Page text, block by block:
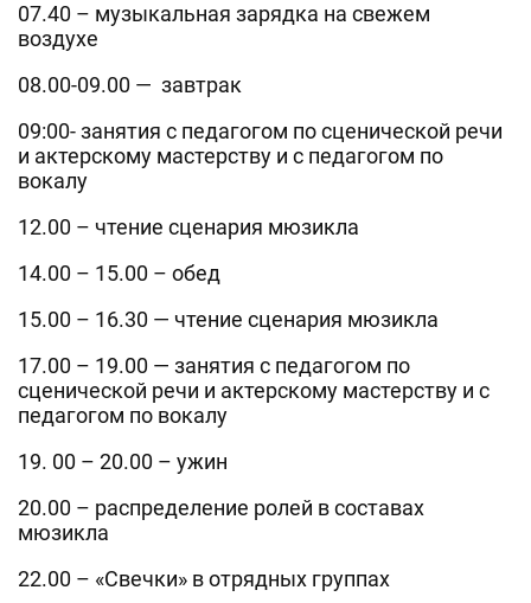
07.40 – музыкальная зарядка на свежем
воздухе
08.00-09.00 — завтрак
09:00- занятия с педагогом по сценической речи
и актерскому мастерству и с педагогом по
вокалу
12.00 – чтение сценария мюзикла
14.00 – 15.00 – обед
15.00 – 16.30 — чтение сценария мюзикла
17.00 – 19.00 — занятия с педагогом по
сценической речи и актерскому мастерству и с
педагогом по вокалу
19. 00 – 20.00 – ужин
20.00 – распределение ролей в составах
мюзикла
22.00 – «Свечки» в отрядных группах